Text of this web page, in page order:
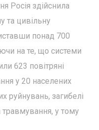
Росія здійснила
та цивільну
понад 700
на те, що системи
623 повітряні
у 20 населених
руйнувань, загибелі
у тому